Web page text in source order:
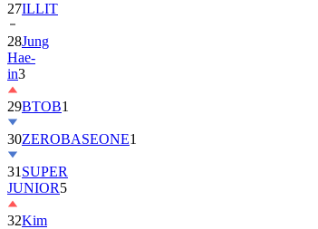
28Jung
Hae-
in3
29BTOB
30ZEROBASEONE
31SUPER
JUNIOR
32Kim
Ji-
won1